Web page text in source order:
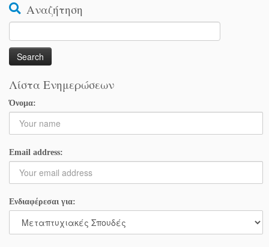
Αναζήτηση
for:
Λίστα Ενημερώσεων
Όνομα:
Email address:
Ενδιαφέρεσαι για: